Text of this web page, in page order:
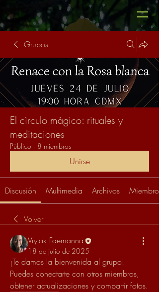
Grupos
El cìrculo màgico: rituales y
meditaciones
Público · 8 miembros
Unirse
Discusión Multimedia Archivos Miembros
Volver
Vrylak Faemanna
18 de julio de 2025
¡Te damos la bienvenida al grupo!
Puedes conectarte con otros miembros,
obtener actualizaciones y compartir fotos.